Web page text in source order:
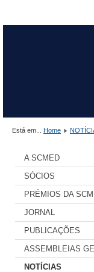
Está em... Home
A SCMED
SÓCIOS
PRÉMIOS DA
JORNAL
PUBLICAÇÕES
ASSEMBLEIAS
NOTÍCIAS